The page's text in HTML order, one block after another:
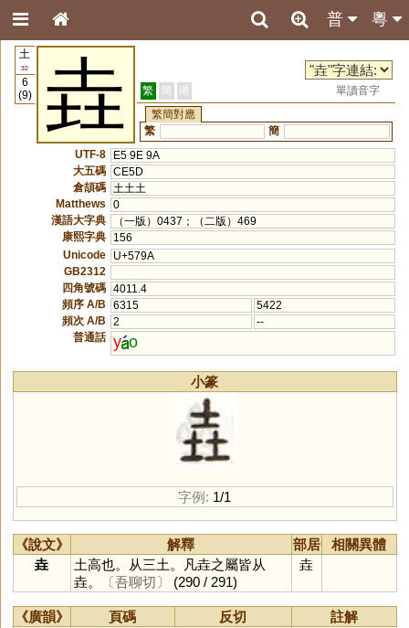
粵
普
土
32
6
(9)
垚 繁 簡 港
單讀音字
繁簡對應
繁
簡
UTF-8
E5 9E 9A
大五碼 CE5D
倉頡碼
土土土
Matthews
0
漢語大字典
（一版）0437；（二版）469
康熙字典
156
Unicode
U+579A
GB2312
四角號碼 4011.4
頻序 A/B
6315
5422
頻次 A/B
2
--
普通話 y o
小篆
字例: 1/1
《說文》 解釋 部居
相關異體
垚
土高也。从三土。凡垚之屬皆从
垚。
〔吾聊切〕 (290 / 291)
垚
《廣韻》 頁碼 反切
註解